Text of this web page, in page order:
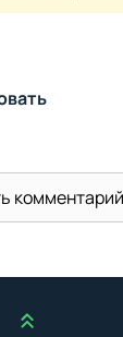
комментарий
Наверх